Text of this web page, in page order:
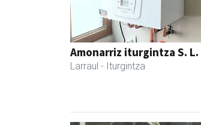
Amonarriz iturgintza S. L.
Larraul - Iturgintza